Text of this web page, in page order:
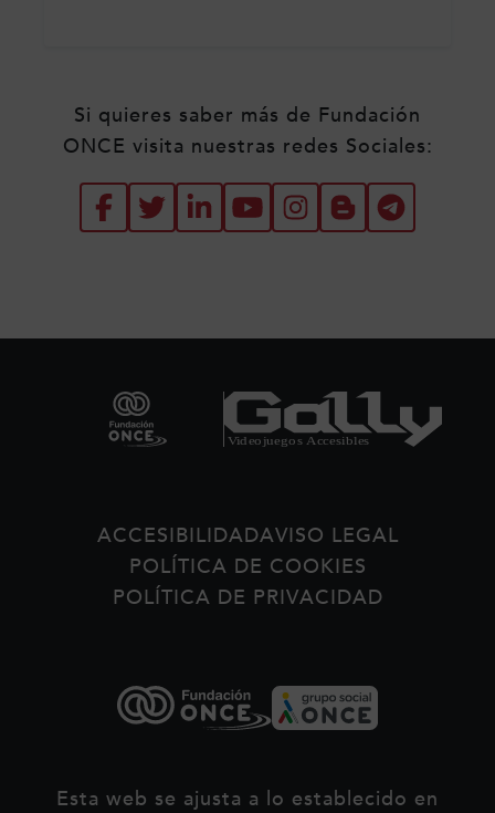
Redes sociales de Fundación
Si quieres saber más de Fundación
ONCE visita nuestras redes Sociales:
ACCESIBILIDADAVISO LEGAL
POLÍTICA DE COOKIES
POLÍTICA DE PRIVACIDAD
Esta web se ajusta a lo establecido en